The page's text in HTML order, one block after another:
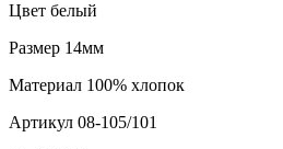
Цвет белый
Размер 14мм
Материал 100% хлопок
Артикул 08-105/101